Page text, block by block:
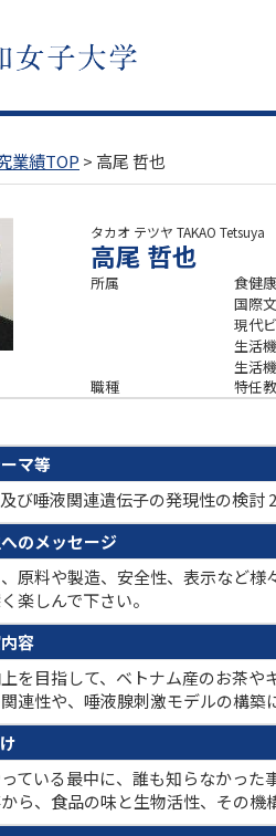
業績TOP > 高尾 哲也
タカオ テツヤ TAKAO Tetsuya
高尾 哲也
所属
食健
国際
現代
生活
生活
職種
特任
マ等
び唾液関連遺伝子の発現性の検
のメッセージ
原料や製造、安全性、表示など
楽しんで下さい。
容
を目指して、ベトナム産のお茶
連性や、唾液腺刺激モデルの構築
ている最中に、誰も知らなかっ
ら、食品の味と生物活性、その機